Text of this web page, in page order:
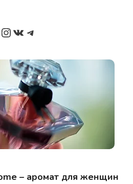
Instagram
ВКонтакте
Telegram
– аромат для женщин